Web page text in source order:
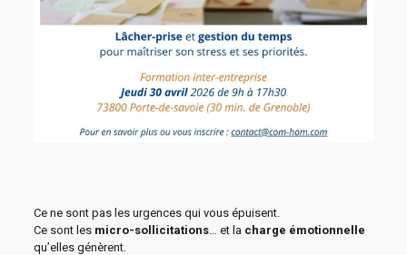
Ce ne sont pas les urgences qui vous épuisent.
Ce sont les micro-sollicitations… et la charge émotionnelle
qu’elles génèrent.